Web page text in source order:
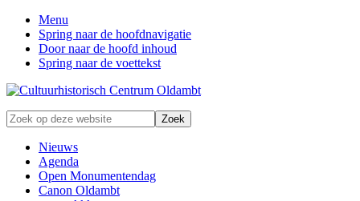
Menu
Spring naar de hoofdnavigatie
Door naar de hoofd inhoud
Spring naar de voettekst
Zonder
verleden
geen
toekomst
Zoek
op
deze
website
Nieuws
Agenda
Open Monumentendag
Canon Oldambt